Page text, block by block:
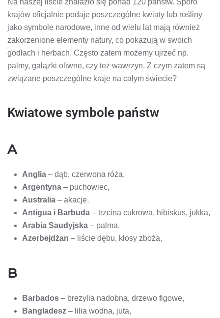
krajów oficjalnie podaje poszczególne kwiaty lub rośliny
jako symbole narodowe, inne od wielu lat mają również
zakorzenione elementy natury, co pokazują w swoich
godłach i herbach. Często zatem możemy ujrzeć np.
palmy, gałązki oliwne, czy też wawrzyn. Z czym zatem są
związane poszczególne kraje na całym świecie?
Kwiatowe symbole państw
A
Anglia – dąb, czerwona róża,
Argentyna – puchowiec,
Australia – akacje,
Antigua i Barbuda – trzcina cukrowa, hibiskus, jukka,
Arabia Saudyjska – palma,
Azerbejdżan – liście dębu, kłosy zboża,
B
Barbados – brezylia nadobna, drzewo figowe,
Bangladesz – lilia wodna, juta,